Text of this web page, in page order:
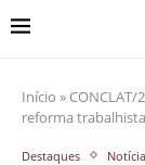
Início »
reforma trabalhista
Destaques